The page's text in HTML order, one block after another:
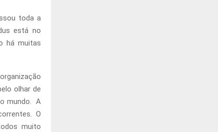
toda a
está no
há muitas
olhar de
mundo. A
O
muito